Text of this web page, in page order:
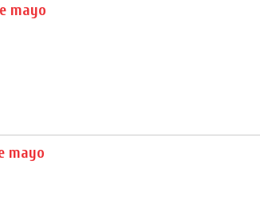
mayo
mayo